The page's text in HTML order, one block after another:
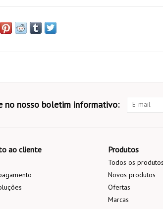
no nosso boletim informativo:
ao cliente Produtos
Todos os produtos
Novos produtos
Ofertas
Marcas